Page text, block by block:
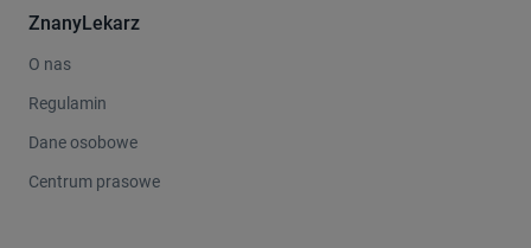
ZnanyLekarz
O nas
Regulamin
Dane osobowe
Centrum prasowe